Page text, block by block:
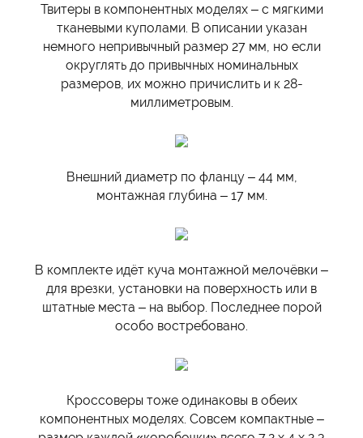
Твитеры в компонентных моделях – с мягкими
тканевыми куполами. В описании указан
немного непривычный размер 27 мм, но если
округлять до привычных номинальных
размеров, их можно причислить и к 28-
миллиметровым.
Внешний диаметр по фланцу – 44 мм,
монтажная глубина – 17 мм.
В комплекте идёт куча монтажной мелочёвки –
для врезки, установки на поверхность или в
штатные места – на выбор. Последнее порой
особо востребовано.
Кроссоверы тоже одинаковы в обеих
компонентных моделях. Совсем компактные –